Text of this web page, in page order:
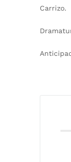
Carrizo.